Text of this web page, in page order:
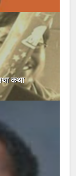
कथा